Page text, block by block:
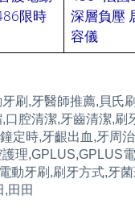
限時
深層負壓
容儀
刷,牙醫師推薦,貝氏
口腔清潔,牙齒清潔,刷
定時,牙齦出血,牙周
理,GPLUS,GPLUS
動牙刷,刷牙方式,牙
,田田